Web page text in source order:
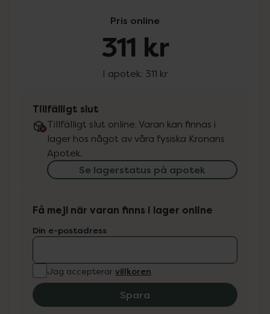
Pris online
311 kr
I apotek: 311 kr
Tillfälligt slut
Tillfälligt slut online. Varan kan finnas i
lager hos något av våra fysiska Kronans
Apotek.
Se lagerstatus på apotek
Få mejl när varan finns i lager online
Din e-postadress
Jag accepterar villkoren
Spara